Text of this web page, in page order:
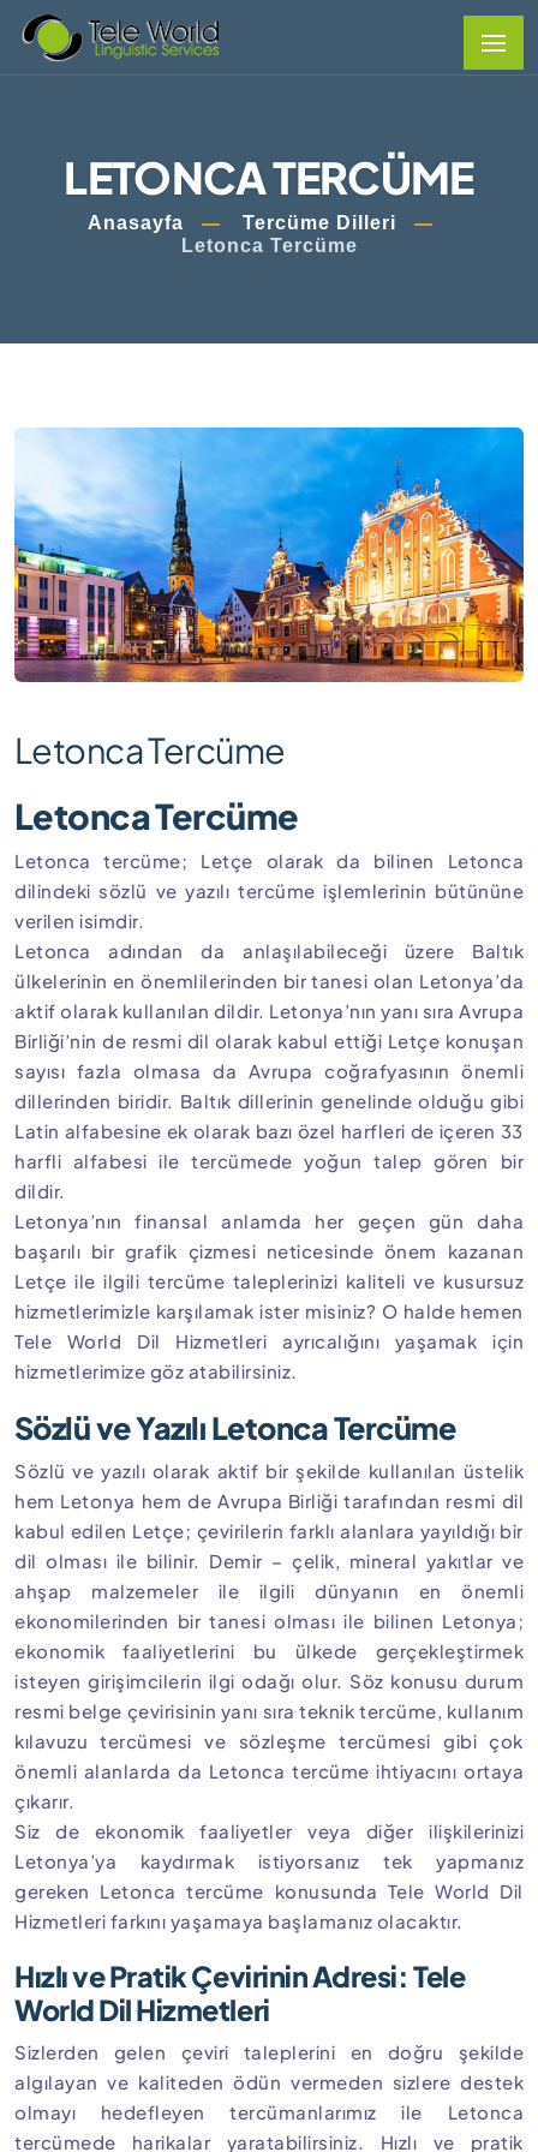
LETONCA TERCÜME
Anasayfa
Tercüme Dilleri
Letonca Tercüme
Letonca Tercüme
Letonca Tercüme
Letonca tercüme; Letçe olarak da bilinen Letonca
dilindeki sözlü ve yazılı tercüme işlemlerinin bütününe
verilen isimdir.
Letonca adından da anlaşılabileceği üzere Baltık
ülkelerinin en önemlilerinden bir tanesi olan Letonya’da
aktif olarak kullanılan dildir. Letonya’nın yanı sıra Avrupa
Birliği’nin de resmi dil olarak kabul ettiği Letçe konuşan
sayısı fazla olmasa da Avrupa coğrafyasının önemli
dillerinden biridir. Baltık dillerinin genelinde olduğu gibi
Latin alfabesine ek olarak bazı özel harfleri de içeren 33
harfli alfabesi ile tercümede yoğun talep gören bir
dildir.
Letonya’nın finansal anlamda her geçen gün daha
başarılı bir grafik çizmesi neticesinde önem kazanan
Letçe ile ilgili tercüme taleplerinizi kaliteli ve kusursuz
hizmetlerimizle karşılamak ister misiniz? O halde hemen
Tele World Dil Hizmetleri ayrıcalığını yaşamak için
hizmetlerimize göz atabilirsiniz.
Sözlü ve Yazılı Letonca Tercüme
Sözlü ve yazılı olarak aktif bir şekilde kullanılan üstelik
hem Letonya hem de Avrupa Birliği tarafından resmi dil
kabul edilen Letçe; çevirilerin farklı alanlara yayıldığı bir
dil olması ile bilinir. Demir – çelik, mineral yakıtlar ve
ahşap malzemeler ile ilgili dünyanın en önemli
ekonomilerinden bir tanesi olması ile bilinen Letonya;
ekonomik faaliyetlerini bu ülkede gerçekleştirmek
isteyen girişimcilerin ilgi odağı olur. Söz konusu durum
resmi belge çevirisinin yanı sıra teknik tercüme, kullanım
kılavuzu tercümesi ve sözleşme tercümesi gibi çok
önemli alanlarda da Letonca tercüme ihtiyacını ortaya
çıkarır.
Siz de ekonomik faaliyetler veya diğer ilişkilerinizi
Letonya’ya kaydırmak istiyorsanız tek yapmanız
gereken Letonca tercüme konusunda Tele World Dil
Hizmetleri farkını yaşamaya başlamanız olacaktır.
Hızlı ve Pratik Çevirinin Adresi: Tele
World Dil Hizmetleri
Sizlerden gelen çeviri taleplerini en doğru şekilde
algılayan ve kaliteden ödün vermeden sizlere destek
olmayı hedefleyen tercümanlarımız ile Letonca
tercümede harikalar yaratabilirsiniz. Hızlı ve pratik